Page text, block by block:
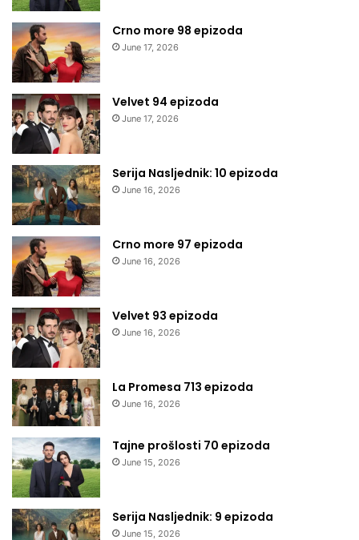
Crno more 98 epizoda
June 17, 2026
Velvet 94 epizoda
June 17, 2026
Serija Nasljednik: 10 epizoda
June 16, 2026
Crno more 97 epizoda
June 16, 2026
Velvet 93 epizoda
June 16, 2026
La Promesa 713 epizoda
June 16, 2026
Tajne prošlosti 70 epizoda
June 15, 2026
Serija Nasljednik: 9 epizoda
June 15, 2026